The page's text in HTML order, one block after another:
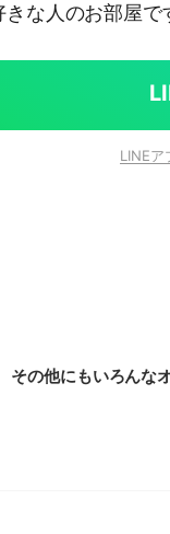
な人のお部屋で
LINEア
その他にもいろんな